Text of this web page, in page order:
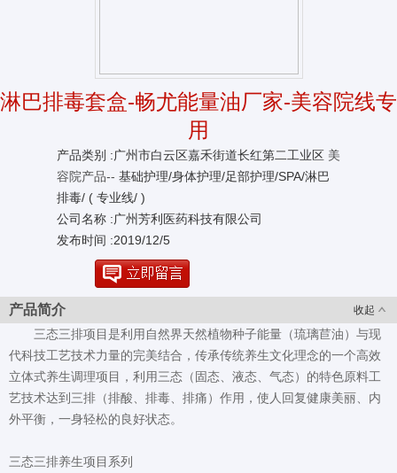
淋巴排毒套盒-畅尤能量油厂家-美容院线专
用
产品类别 :广州市白云区嘉禾街道长红第二工业区 美
容院产品-- 基础护理/身体护理/足部护理/SPA/淋巴
排毒/ ( 专业线/ )
公司名称 :广州芳利医药科技有限公司
发布时间 :2019/12/5
收起
产品简介
三态三排项目是利用自然界天然植物种子能量（琉璃苣油）与现
代科技工艺技术力量的完美结合，传承传统养生文化理念的一个高效
立体式养生调理项目，利用三态（固态、液态、气态）的特色原料工
艺技术达到三排（排酸、排毒、排痛）作用，使人回复健康美丽、内
外平衡，一身轻松的良好状态。
三态三排养生项目系列